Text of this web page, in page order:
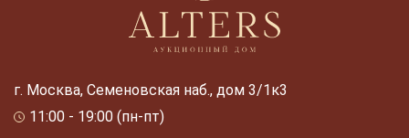
г. Москва, Семеновская наб., дом 3/1к3
11:00 - 19:00 (пн-пт)